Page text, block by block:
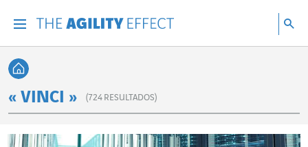
Voltar à página inicial
« VINCI » (724 RESULTADOS)